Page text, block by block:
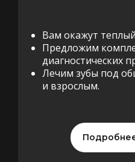
Вам окажут
Предложим
диагностических
Лечим зубы под
и взрослым.